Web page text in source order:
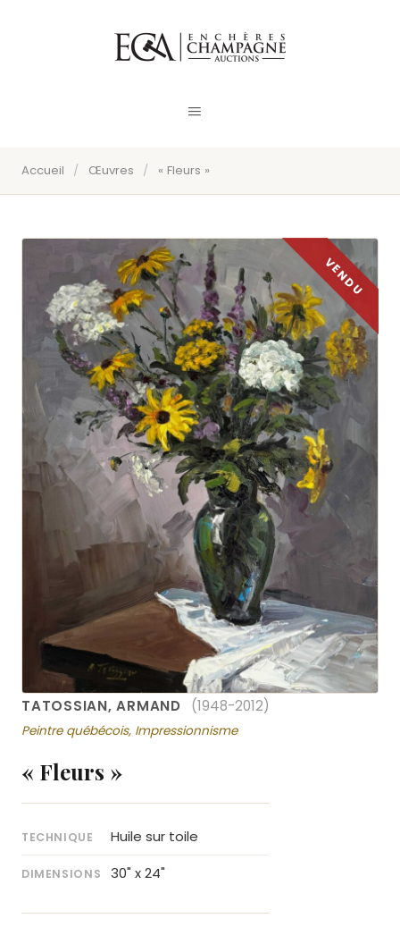
Accueil / Œuvres / « Fleurs »
TATOSSIAN, ARMAND (1948-2012)
Peintre québécois, Impressionnisme
« Fleurs »
TECHNIQUE Huile sur toile
DIMENSIONS 30" x 24"